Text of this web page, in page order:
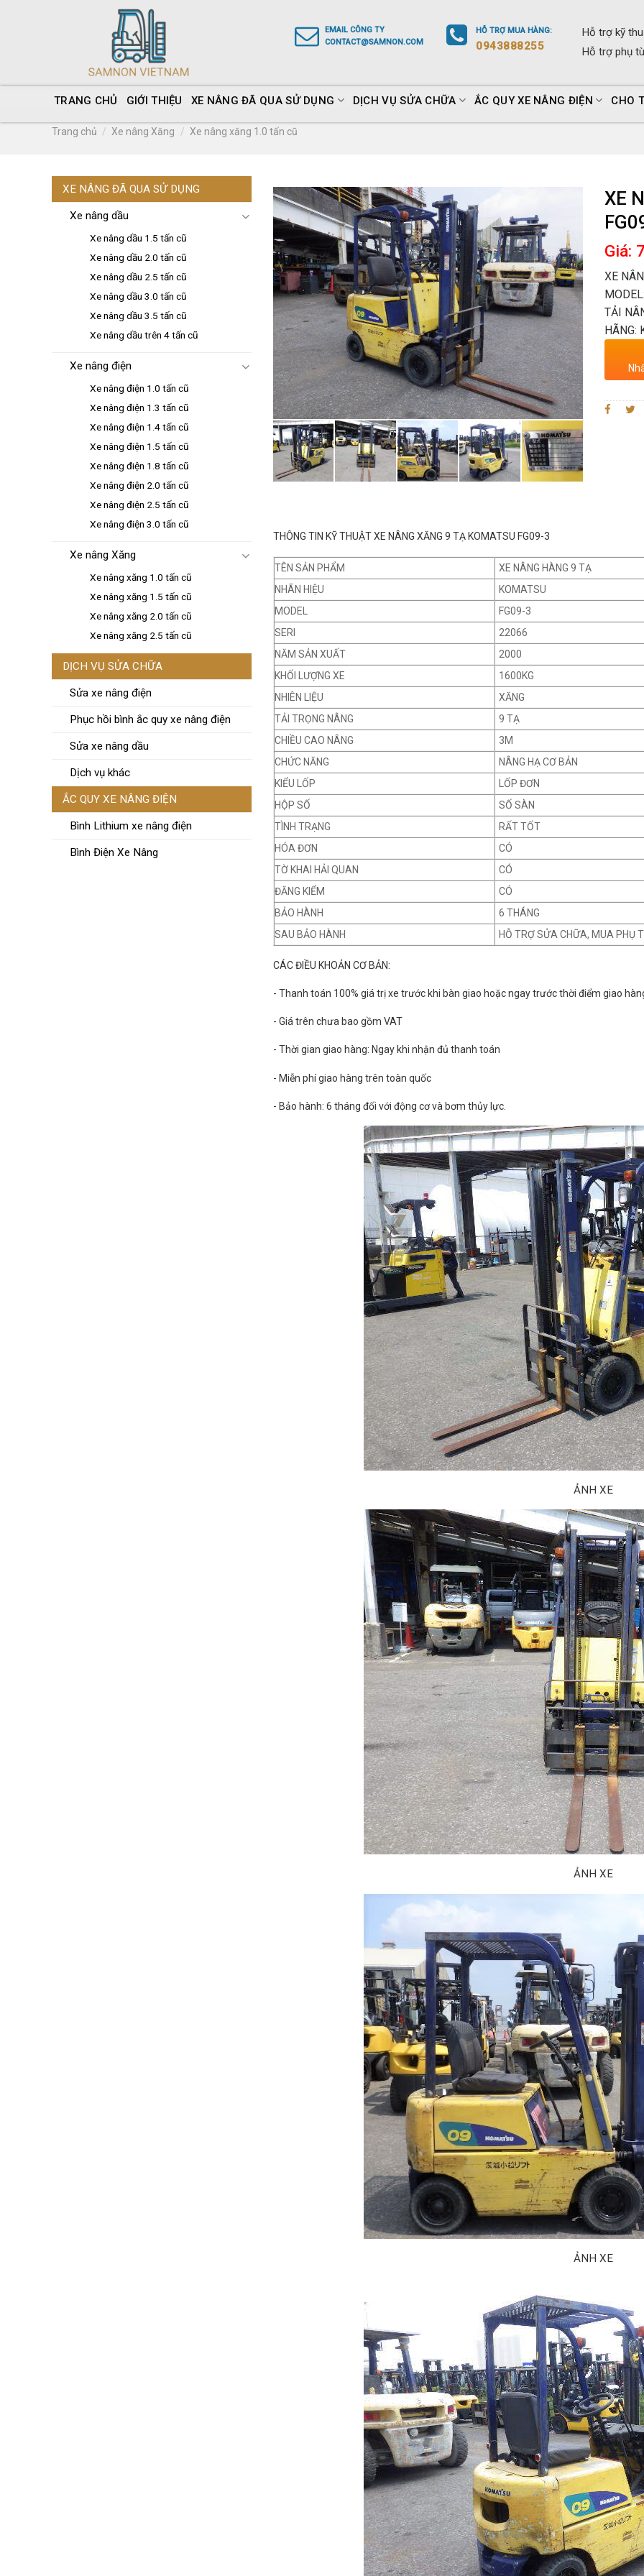
Hỗ trợ kỹ
Hỗ trợ phụ
HỖ TRỢMUA HÀNG:
0943888255
EMAIL CÔNG TY
CONTACT@SAMNON.COM
TRANG CHỦ GIỚI THIỆU XE NÂNG ĐÃ QUA SỬ DỤNG DỊCH VỤ SỬA CHỮA ẮC QUY XE NÂNG ĐIỆN CHO
Trang chủ / Xe nâng Xăng / Xe nâng xăng 1.0 tấn cũ
XE NÂNG ĐÃ QUA SỬ DỤNG
Xe nâng dầu
Xe nâng dầu 1.5 tấn cũ
Xe nâng dầu 2.0 tấn cũ
Xe nâng dầu 2.5 tấn cũ
Xe nâng dầu 3.0 tấn cũ
Xe nâng dầu 3.5 tấn cũ
Xe nâng dầu trên 4 tấn cũ
Xe nâng điện
Xe nâng điện 1.0 tấn cũ
Xe nâng điện 1.3 tấn cũ
Xe nâng điện 1.4 tấn cũ
Xe nâng điện 1.5 tấn cũ
Xe nâng điện 1.8 tấn cũ
Xe nâng điện 2.0 tấn cũ
Xe nâng điện 2.5 tấn cũ
Xe nâng điện 3.0 tấn cũ
Xe nâng Xăng
Xe nâng xăng 1.0 tấn cũ
Xe nâng xăng 1.5 tấn cũ
Xe nâng xăng 2.0 tấn cũ
Xe nâng xăng 2.5 tấn cũ
DỊCH VỤ SỬA CHỮA
Sửa xe nâng điện
Phục hồi bình ắc quy xe nâng điện
Sửa xe nâng dầu
Dịch vụ khác
ẮC QUY XE NÂNG ĐIỆN
Bình Lithium xe nâng điện
Bình Điện Xe Nâng
XE
Giá:
XE
TẢI
HÃNG:
THÔNG TIN KỸ THUẬT XE NÂNG XĂNG 9 TẠ KOMATSU FG09-3
TÊN SẢN PHẨM
XE NÂNG HÀNG 9 TẠ
NHÃN HIỆU
KOMATSU
MODEL
FG09-3
SERI
22066
NĂM SẢN XUẤT
2000
KHỐI LƯỢNG XE
1600KG
NHIÊN LIỆU
XĂNG
TẢI TRỌNG NÂNG
9 TẠ
CHIỀU CAO NÂNG
3M
CHỨC NĂNG
NÂNG HẠ CƠ BẢN
KIỂU LỐP
LỐP ĐƠN
HỘP SỐ
SỐ SÀN
TÌNH TRẠNG
RẤT TỐT
HÓA ĐƠN
CÓ
TỜ KHAI HẢI QUAN
CÓ
ĐĂNG KIỂM
CÓ
BẢO HÀNH
6 THÁNG
SAU BẢO HÀNH
HỖ TRỢ SỬA CHỮA, MUA PHỤ
CÁC ĐIỀU KHOẢN CƠ BẢN:
- Thanh toán 100% giá trị xe trước khi bàn giao hoặc ngay trước thời điểm giao
- Giá trên chưa bao gồm VAT
- Thời gian giao hàng: Ngay khi nhận đủ thanh toán
- Miễn phí giao hàng trên toàn quốc
- Bảo hành: 6 tháng đối với động cơ và bơm thủy lực.
ẢNH XE
ẢNH XE
ẢNH XE